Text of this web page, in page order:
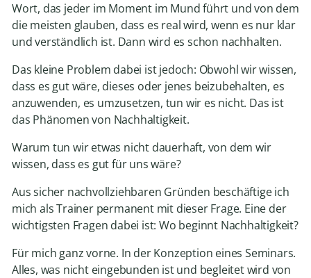
Wort, das jeder im Moment im Mund führt und von dem
die meisten glauben, dass es real wird, wenn es nur klar
und verständlich ist. Dann wird es schon nachhalten.
Das kleine Problem dabei ist jedoch: Obwohl wir wissen,
dass es gut wäre, dieses oder jenes beizubehalten, es
anzuwenden, es umzusetzen, tun wir es nicht. Das ist
das Phänomen von Nachhaltigkeit.
Warum tun wir etwas nicht dauerhaft, von dem wir
wissen, dass es gut für uns wäre?
Aus sicher nachvollziehbaren Gründen beschäftige ich
mich als Trainer permanent mit dieser Frage. Eine der
wichtigsten Fragen dabei ist: Wo beginnt Nachhaltigkeit?
Für mich ganz vorne. In der Konzeption eines Seminars.
Alles, was nicht eingebunden ist und begleitet wird von